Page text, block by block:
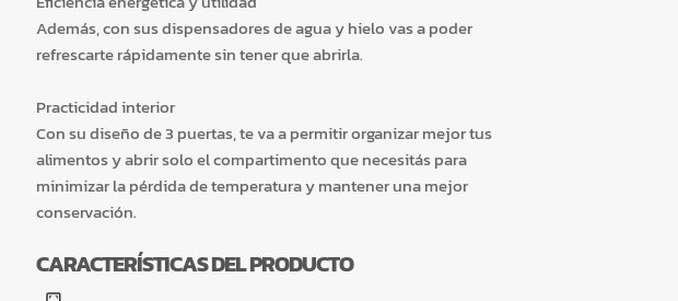
Además, con sus dispensadores de agua y hielo vas a poder
refrescarte rápidamente sin tener que abrirla.
Practicidad interior
Con su diseño de 3 puertas, te va a permitir organizar mejor tus
alimentos y abrir solo el compartimento que necesitás para
minimizar la pérdida de temperatura y mantener una mejor
conservación.
CARACTERÍSTICAS DEL PRODUCTO